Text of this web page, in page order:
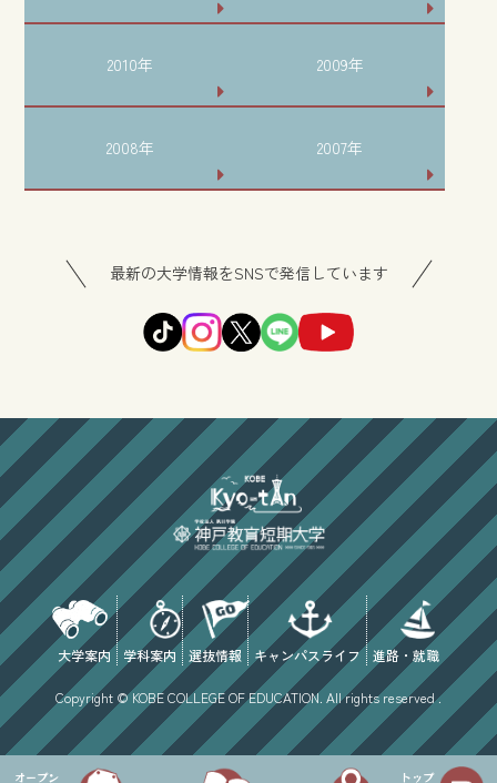
2010年 2009年
2008年 2007年
最新の大学情報をSNSで発信しています
大学案内 学科案内 選抜情報 キャンパスライフ 進路・就職
Copyright © KOBE COLLEGE OF EDUCATION. All rights reserved .
オープン トップ